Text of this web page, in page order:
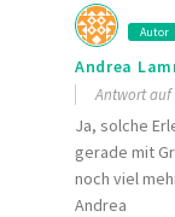
Autor
Andrea
Antwort auf
Ja, solche
gerade mit
noch viel
Andrea